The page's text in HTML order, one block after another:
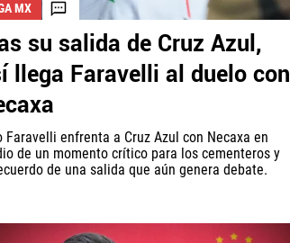
MX
su salida de Cruz Azul,
llega Faravelli al duelo con
Faravelli enfrenta a Cruz Azul con Necaxa en
de un momento crítico para los cementeros y
de una salida que aún genera debate.